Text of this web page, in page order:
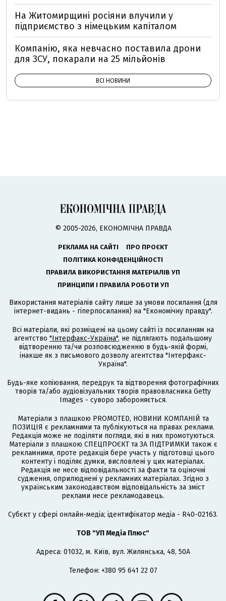
На Житомирщині росіяни влучили у
підприємство з німецьким капіталом
Компанію, яка невчасно поставила дрони
для ЗСУ, покарали на 25 мільйонів
ВСІ НОВИНИ
© 2005-2026, ЕКОНОМІЧНА ПРАВДА
РЕКЛАМА НА САЙТІ
ПРО ПРОЄКТ
ПОЛІТИКА КОНФІДЕНЦІЙНОСТІ
ПРАВИЛА ВИКОРИСТАННЯ МАТЕРІАЛІВ УП
ПРИНЦИПИ І ПРАВИЛА РОБОТИ УП
Використання матеріалів сайту лише за умови посилання (для
інтернет-видань - гіперпосилання) на "Економічну правду".
Всі матеріали, які розміщені на цьому сайті із посиланням на
агентство "Інтерфакс-Україна", не підлягають подальшому
відтворенню та/чи розповсюдженню в будь-якій формі,
інакше як з письмового дозволу агентства "Інтерфакс-
Україна".
Будь-яке копіювання, передрук та відтворення фотографічних
творів та/або аудіовізуальних творів правовласника Getty
Images - суворо забороняється.
Матеріали з плашкою PROMOTED, НОВИНИ КОМПАНІЙ та
ПОЗИЦІЯ є рекламними та публікуються на правах реклами.
Редакція може не поділяти погляди, які в них промотуються.
Матеріали з плашкою СПЕЦПРОЄКТ та ЗА ПІДТРИМКИ також є
рекламними, проте редакція бере участь у підготовці цього
контенту і поділяє думки, висловлені у цих матеріалах.
Редакція не несе відповідальності за факти та оціночні
судження, оприлюднені у рекламних матеріалах. Згідно з
українським законодавством відповідальність за зміст
реклами несе рекламодавець.
Cубєкт у сфері онлайн-медіа; ідентифікатор медіа - R40-02163.
ТОВ "УП Медіа Плюс"
Адреса: 01032, м. Київ, вул. Жилянська, 48, 50А
Телефон: +380 95 641 22 07